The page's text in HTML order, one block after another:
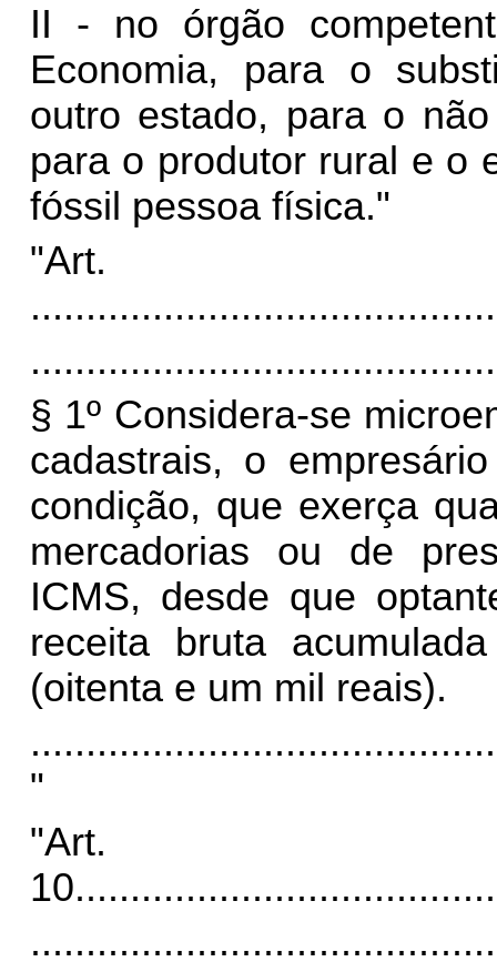
II - no órgão
Economia, para o
outro estado, para o
para o produtor rural e o
fóssil pessoa física."
§ 1º Considera-se
cadastrais, o
condição, que exerça
mercadorias ou de
ICMS, desde que
receita bruta
(oitenta e um mil reais).
"
"Art.
10.